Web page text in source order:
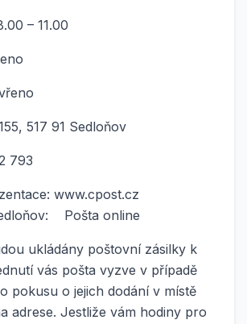
– 11.00
517 91 Sedloňov
793
www.cpost.cz
Pošta online
ukládány poštovní zásilky k
vás pošta vyzve v případě
pokusu o jejich dodání v místě
adrese. Jestliže vám hodiny pro